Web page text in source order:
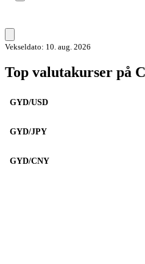
Vekseldato: 10. aug. 2026
Top valutakurser på
GYD/USD
GYD/JPY
GYD/CNY